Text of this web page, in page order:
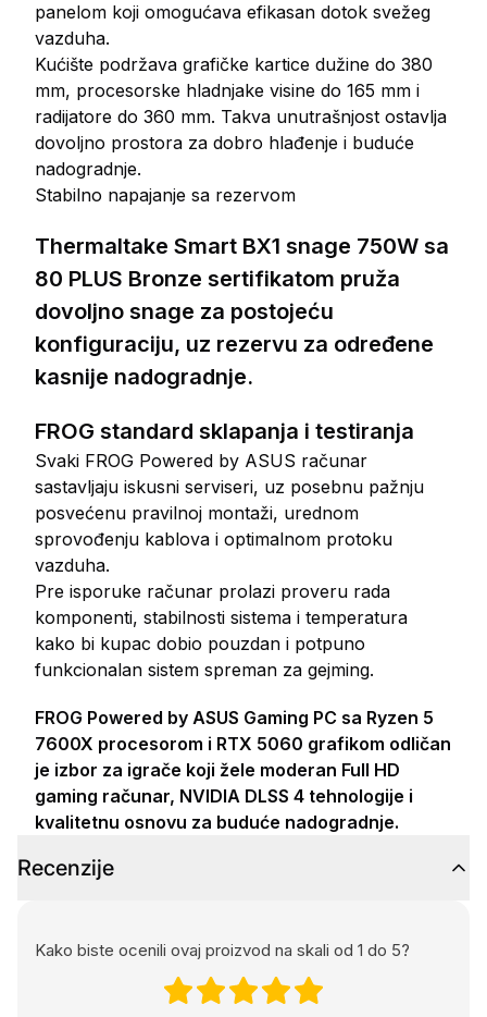
panelom koji omogućava efikasan dotok svežeg
vazduha.
Kućište podržava grafičke kartice dužine do 380
mm, procesorske hladnjake visine do 165 mm i
radijatore do 360 mm. Takva unutrašnjost ostavlja
dovoljno prostora za dobro hlađenje i buduće
nadogradnje.
Stabilno napajanje sa rezervom
Thermaltake Smart BX1 snage 750W sa
80 PLUS Bronze sertifikatom pruža
dovoljno snage za postojeću
konfiguraciju, uz rezervu za određene
kasnije nadogradnje.
FROG standard sklapanja i testiranja
Svaki FROG Powered by ASUS računar
sastavljaju iskusni serviseri, uz posebnu pažnju
posvećenu pravilnoj montaži, urednom
sprovođenju kablova i optimalnom protoku
vazduha.
Pre isporuke računar prolazi proveru rada
komponenti, stabilnosti sistema i temperatura
kako bi kupac dobio pouzdan i potpuno
funkcionalan sistem spreman za gejming.
FROG Powered by ASUS Gaming PC sa Ryzen 5
7600X procesorom i RTX 5060 grafikom odličan
je izbor za igrače koji žele moderan Full HD
gaming računar, NVIDIA DLSS 4 tehnologije i
kvalitetnu osnovu za buduće nadogradnje.
Recenzije
Kako biste ocenili ovaj proizvod na skali od 1 do 5?